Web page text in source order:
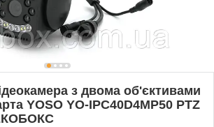
з двома об'єктивами
YOSO YO-IPC40D4MP50 PTZ